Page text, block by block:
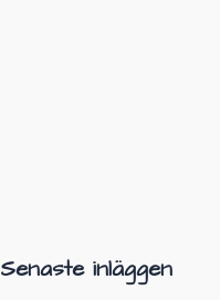
Senaste inläggen